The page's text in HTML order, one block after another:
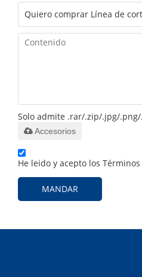
Solo admite .rar/.zip/.jpg/
Accesorios
He leido y acepto los
MANDAR